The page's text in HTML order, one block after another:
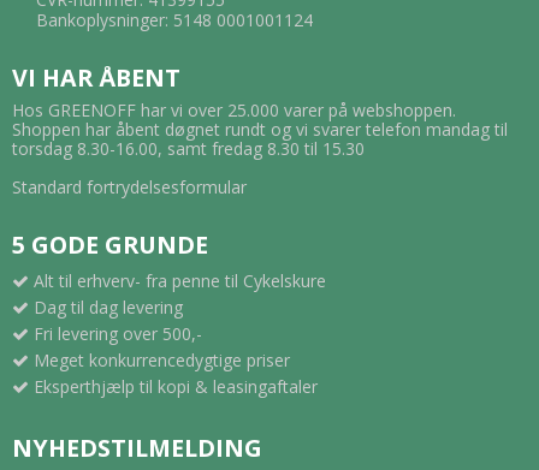
Bankoplysninger: 5148 0001001124
VI HAR ÅBENT
Hos GREENOFF har vi over 25.000 varer på webshoppen.
Shoppen har åbent døgnet rundt og vi svarer telefon mandag til
torsdag 8.30-16.00, samt fredag 8.30 til 15.30
Standard fortrydelsesformular
5 GODE GRUNDE
Alt til erhverv- fra penne til Cykelskure
Dag til dag levering
Fri levering over 500,-
Meget konkurrencedygtige priser
Eksperthjælp til kopi & leasingaftaler
NYHEDSTILMELDING